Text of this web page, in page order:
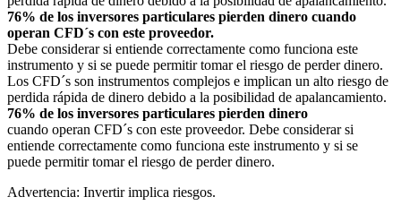
76% de los inversores particulares pierden dinero cuando
operan CFD´s con este proveedor.
Debe considerar si entiende correctamente como funciona este
instrumento y si se puede permitir tomar el riesgo de perder dinero.
Los CFD´s son instrumentos complejos e implican un alto riesgo de
perdida rápida de dinero debido a la posibilidad de apalancamiento.
76% de los inversores particulares pierden dinero
cuando operan CFD´s con este proveedor. Debe considerar si
entiende correctamente como funciona este instrumento y si se
puede permitir tomar el riesgo de perder dinero.
Advertencia: Invertir implica riesgos.